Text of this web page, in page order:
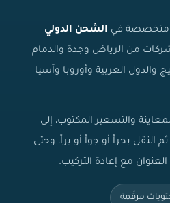
متخصصة في الشحن الدولي
من الرياض وجدة والدمام
والدول العربية وأوروبا وآسيا
والتسعير المكتوب، إلى
النقل بحراً أو جواً أو براً، وحتى
مع إعادة التركيب.
مرقّمة